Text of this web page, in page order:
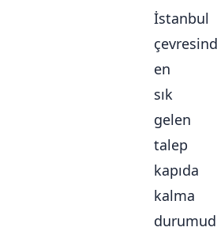
İstanbul
en
sık
gelen
talep
kapıda
kalma